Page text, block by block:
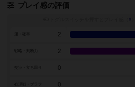
プレイ感の評価
※
2
戦略・判断力 2
0
0